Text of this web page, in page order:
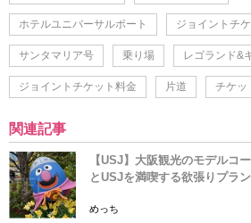
ホテルユニバーサルポート ジョイントチ
サンタマリア号 乗り場 レゴランド&
ジョイントチケット料金 片道 チケッ
関連記事
【USJ】大阪観光のモデルコ
とUSJを満喫する欲張りプラ
めっち